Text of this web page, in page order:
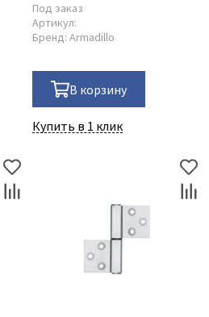
Под заказ
Артикул:
Бренд: Armadillo
В корзину
Купить в 1 клик